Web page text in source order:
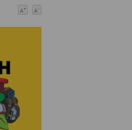
A+ A-